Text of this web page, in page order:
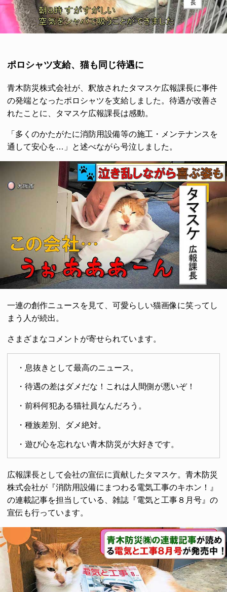
ポロシャツ支給、猫も同じ待遇に
青木防災株式会社が、釈放されたタマスケ広報課長に事件
の発端となったポロシャツを支給しました。待遇が改善さ
れたことに、タマスケ広報課長は感動。
「多くのかたがたに消防用設備等の施工・メンテナンスを
通して安心を…」と述べながら号泣しました。
一連の創作ニュースを見て、可愛らしい猫画像に笑ってし
まう人が続出。
さまざまなコメントが寄せられています。
・息抜きとして最高のニュース。
・待遇の差はダメだな！これは人間側が悪いぞ！
・前科何犯ある猫社員なんだろう。
・種族差別、ダメ絶対。
・遊び心を忘れない青木防災が大好きです。
広報課長として会社の宣伝に貢献したタマスケ。青木防災
株式会社が『消防用設備にまつわる電気工事のキホン！』
の連載記事を担当している、雑誌『電気と工事８月号』の
宣伝も行っています。